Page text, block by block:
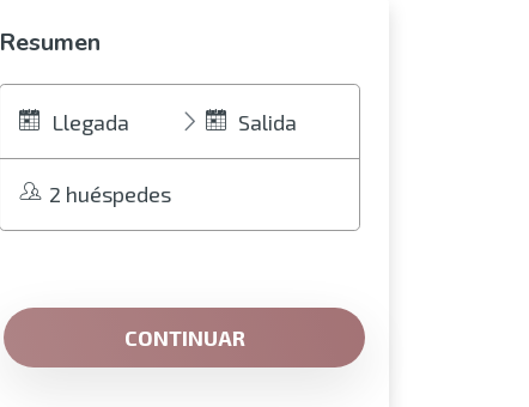
Resumen
Llegada Salida
2 huéspedes
CONTINUAR